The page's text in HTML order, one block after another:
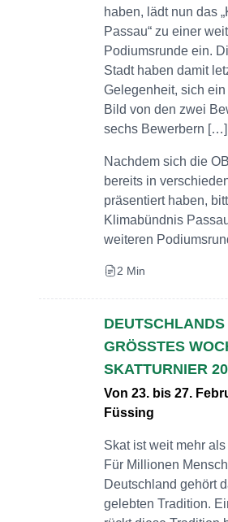
haben, lädt nun das
Passau“ zu einer
Podiumsrunde ein.
Stadt haben damit
Gelegenheit, sich
Bild von den zwei
sechs Bewerbern […]
Nachdem sich die
bereits in
präsentiert haben,
Klimabündnis
weiteren
2 Min
DEUTSCHLANDS
GRÖSSTES
KATTURNIER
Von 23. bis 27.
Füssing
Skat ist weit mehr
Für Millionen
Deutschland gehört
gelebten Tradition.